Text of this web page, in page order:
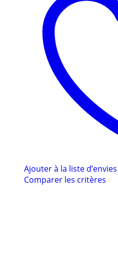
Ajouter à la liste d’envies
Comparer les critères